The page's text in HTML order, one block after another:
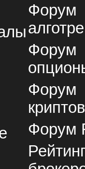
Форум
Форум
Форум
Форум